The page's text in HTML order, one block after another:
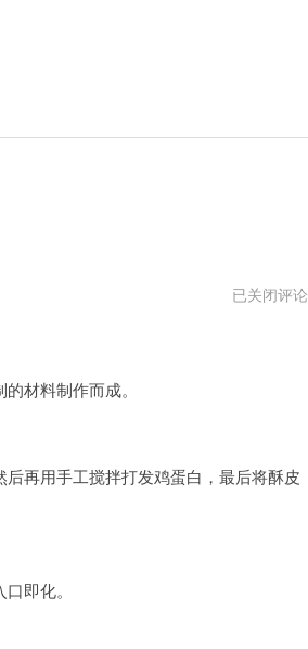
泡
芙
已关闭评论
材料制作而成。
再用手工搅拌打发鸡蛋白，最后将酥皮
即化。